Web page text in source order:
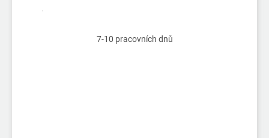
7-10 pracovních dnů